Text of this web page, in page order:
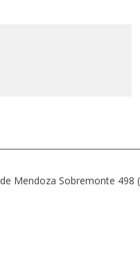
de Mendoza Sobremonte 498